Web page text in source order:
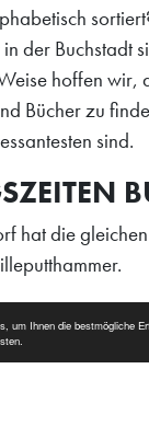
um Ihnen die bestmögliche
der Buchstadt
hoffen wir,
Bücher zu
sind.
hat die
Buchstadt
für die